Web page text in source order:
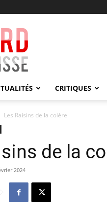
Regard
en
Coulisse
CRITIQUES
Les Raisins de la colère
de la
2024